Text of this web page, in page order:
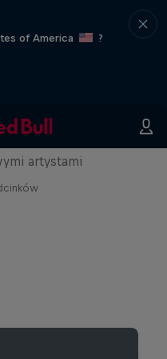
of America
?
artystami